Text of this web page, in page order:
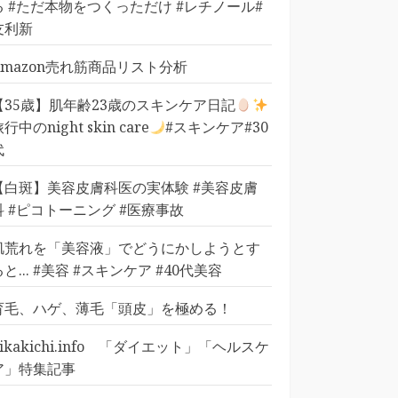
#ただ本物をつくっただけ #レチノール#
利新
売れ筋商品リスト分析
35歳】肌年齢23歳のスキンケア日記
行中のnight skin care
#スキンケア#30
白斑】美容皮膚科医の実体験 #美容皮膚
#ピコトーニング #医療事故
荒れを「美容液」でどうにかしようとす
と... #美容 #スキンケア #40代美容
毛、ハゲ、薄毛「頭皮」を極める！
「ダイエット」「ヘルスケ
」特集記事